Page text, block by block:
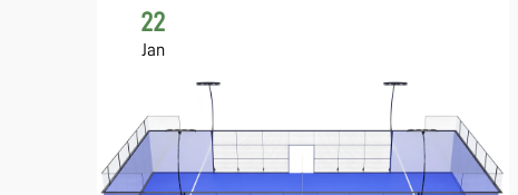
22
Jan